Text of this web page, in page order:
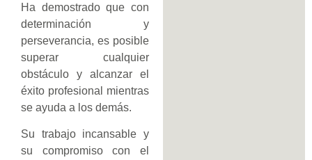
Ha demostrado que con
determinación y
perseverancia, es posible
superar cualquier
obstáculo y alcanzar el
éxito profesional mientras
se ayuda a los demás.
Su trabajo incansable y
su compromiso con el